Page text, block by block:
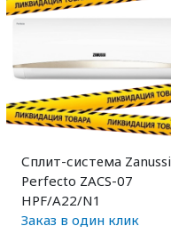
Сплит-система Zanussi
Perfecto ZACS-07
HPF/A22/N1
Заказ в один клик